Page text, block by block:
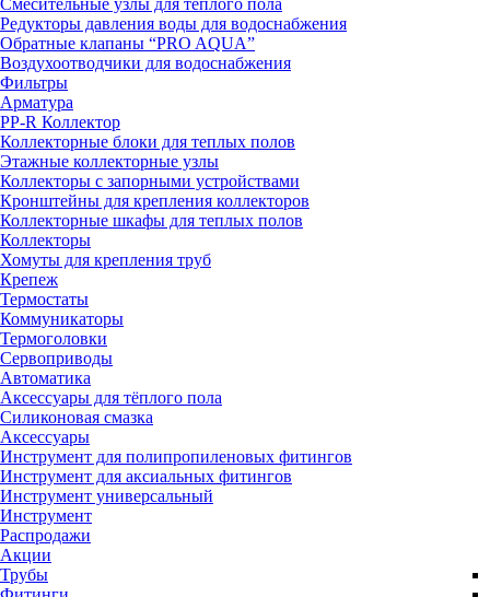
Редукторы давления воды для водоснабжения
Обратные клапаны “PRO AQUA”
Воздухоотводчики для водоснабжения
Фильтры
Арматура
PP-R Коллектор
Коллекторные блоки для теплых полов
Этажные коллекторные узлы
Коллекторы с запорными устройствами
Кронштейны для крепления коллекторов
Коллекторные шкафы для теплых полов
Коллекторы
Хомуты для крепления труб
Крепеж
Термостаты
Коммуникаторы
Термоголовки
Сервоприводы
Автоматика
Аксессуары для тёплого пола
Силиконовая смазка
Аксессуары
Инструмент для полипропиленовых фитингов
Инструмент для аксиальных фитингов
Инструмент универсальный
Инструмент
Распродажи
Акции
Трубы